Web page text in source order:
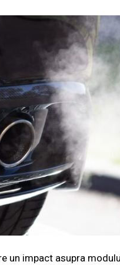
un impact asupra